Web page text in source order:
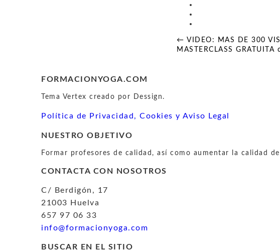
Navegación
de
← VIDEO: MAS DE 300
MASTERCLASS
FORMACIONYOGA.COM
Tema Vertex creado por Dessign.
Política de Privacidad, Cookies y Aviso Legal
NUESTRO OBJETIVO
Formar profesores de calidad, así como aumentar la calidad
CONTACTA CON NOSOTROS
C/ Berdigón, 17
21003 Huelva
657 97 06 33
info@formacionyoga.com
BUSCAR EN EL SITIO